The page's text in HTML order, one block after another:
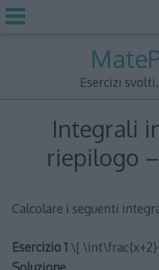
Esercizi
Integrali
riepilogo
Calcolare i seguenti
Esercizio 1 \[